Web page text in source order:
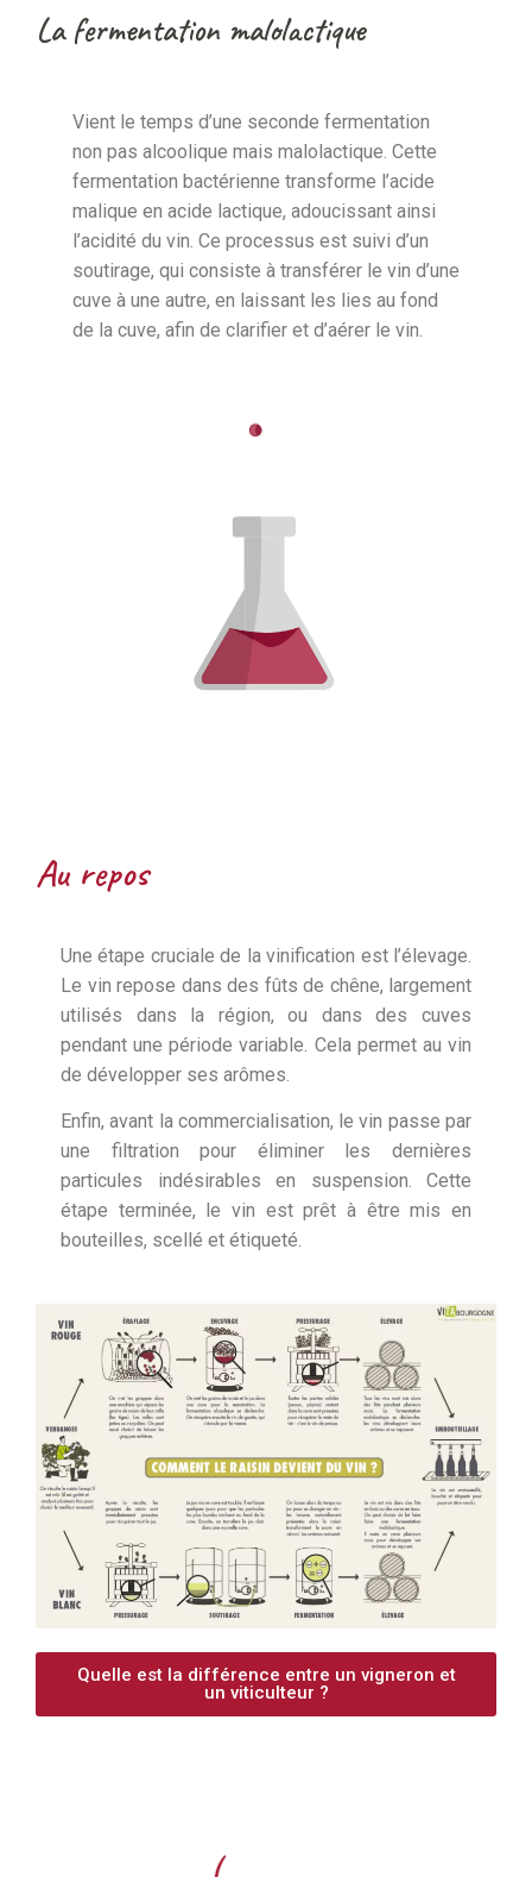
La fermentation malolactique
Vient le temps d’une seconde fermentation
non pas alcoolique mais malolactique. Cette
fermentation bactérienne transforme l’acide
malique en acide lactique, adoucissant ainsi
l’acidité du vin. Ce processus est suivi d’un
soutirage, qui consiste à transférer le vin d’une
cuve à une autre, en laissant les lies au fond
de la cuve, afin de clarifier et d’aérer le vin.
Au repos ​
Une étape cruciale de la vinification est l’élevage.
Le vin repose dans des fûts de chêne, largement
utilisés dans la région, ou dans des cuves
pendant une période variable. Cela permet au vin
de développer ses arômes.
Enfin, avant la commercialisation, le vin passe par
une filtration pour éliminer les dernières
particules indésirables en suspension. Cette
étape terminée, le vin est prêt à être mis en
bouteilles, scellé et étiqueté.
Quelle est la différence entre un vigneron et
un viticulteur ?